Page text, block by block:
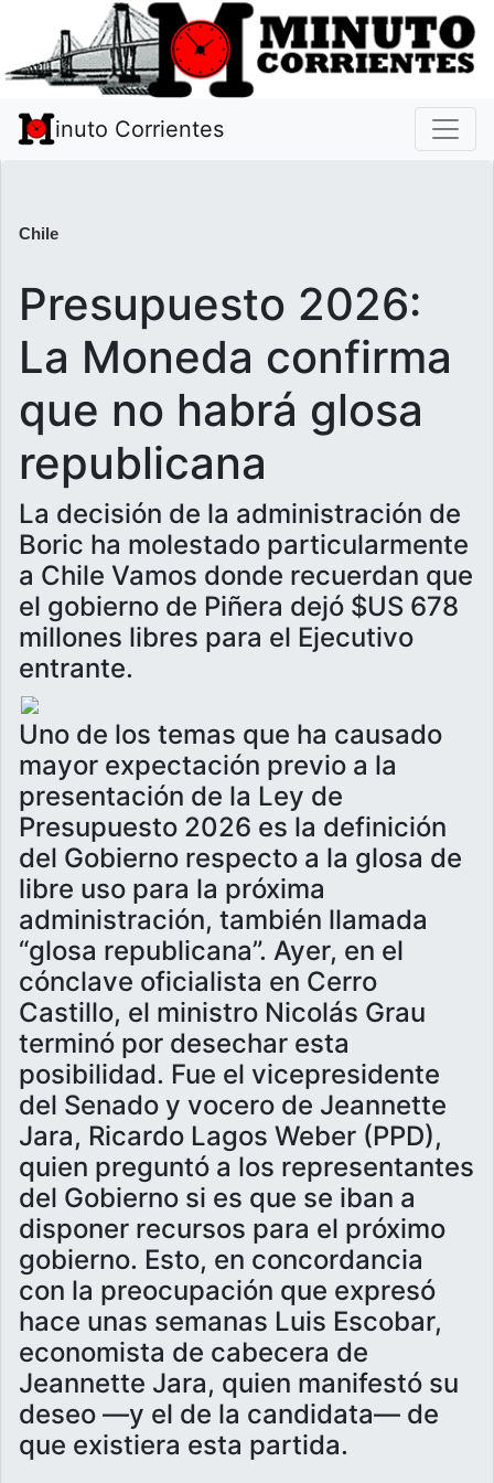
inuto Corrientes
Chile
Presupuesto 2026:
La Moneda confirma
que no habrá glosa
republicana
La decisión de la administración de
Boric ha molestado particularmente
a Chile Vamos donde recuerdan que
el gobierno de Piñera dejó $US 678
millones libres para el Ejecutivo
entrante.
Uno de los temas que ha causado
mayor expectación previo a la
presentación de la Ley de
Presupuesto 2026 es la definición
del Gobierno respecto a la glosa de
libre uso para la próxima
administración, también llamada
“glosa republicana”. Ayer, en el
cónclave oficialista en Cerro
Castillo, el ministro Nicolás Grau
terminó por desechar esta
posibilidad. Fue el vicepresidente
del Senado y vocero de Jeannette
Jara, Ricardo Lagos Weber (PPD),
quien preguntó a los representantes
del Gobierno si es que se iban a
disponer recursos para el próximo
gobierno. Esto, en concordancia
con la preocupación que expresó
hace unas semanas Luis Escobar,
economista de cabecera de
Jeannette Jara, quien manifestó su
deseo —y el de la candidata— de
que existiera esta partida.